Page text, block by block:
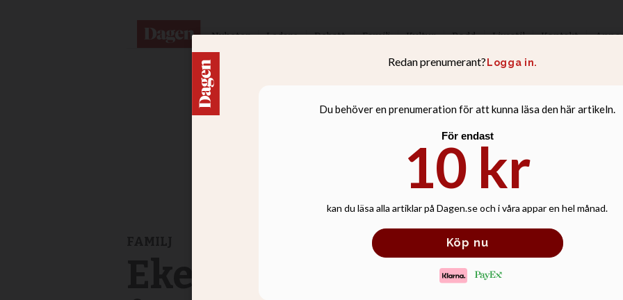
Nyheter Ledare Debatt Familj Kultur Podd Livsstil Kontakt
Ekenkyrkan firar både